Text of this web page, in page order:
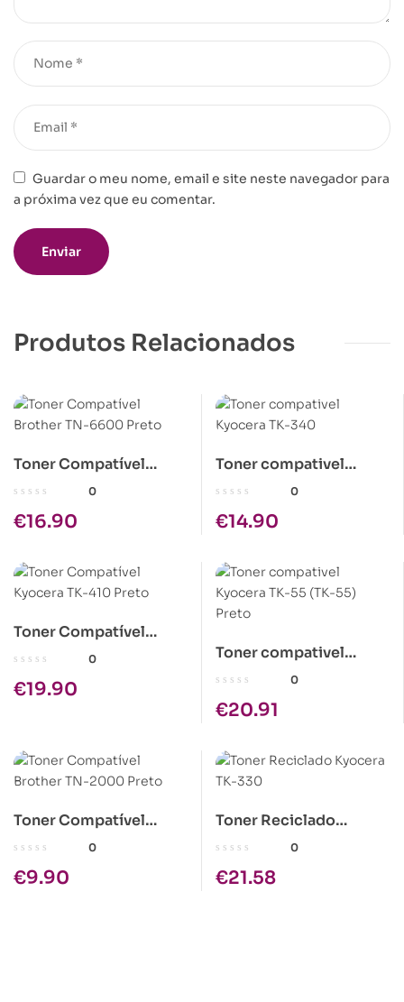
Guardar o meu nome, email e site neste navegador para
a próxima vez que eu comentar.
Produtos Relacionados
Toner Compatível
Brother TN-6600 Preto
0
€16.90
Toner compativel
Kyocera TK-340
0
€14.90
Toner Compatível
Kyocera TK-410 Preto
0
€19.90
Toner compativel
Kyocera TK-55 (TK-55)
0
€20.91
Toner Compatível
Brother TN-2000 Preto
0
€9.90
Toner Reciclado
Kyocera TK-330
0
€21.58